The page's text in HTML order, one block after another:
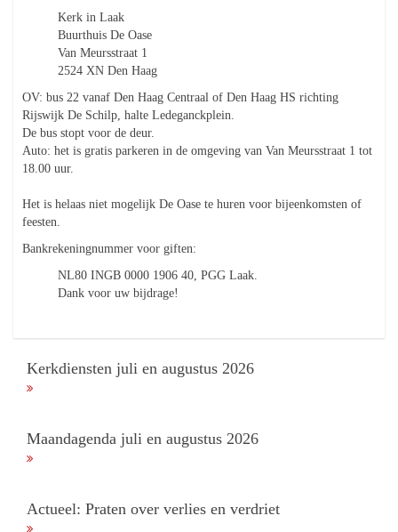
Kerk in Laak
Buurthuis De Oase
Van Meursstraat 1
2524 XN Den Haag
OV: bus 22 vanaf Den Haag Centraal of Den Haag HS richting
Rijswijk De Schilp, halte Ledeganckplein.
De bus stopt voor de deur.
Auto: het is gratis parkeren in de omgeving van Van Meursstraat 1 tot
18.00 uur.
Het is helaas niet mogelijk De Oase te huren voor bijeenkomsten of
feesten.
Bankrekeningnummer voor giften:
NL80 INGB 0000 1906 40, PGG Laak.
Dank voor uw bijdrage!
Kerkdiensten juli en augustus 2026
Maandagenda juli en augustus 2026
Actueel: Praten over verlies en verdriet